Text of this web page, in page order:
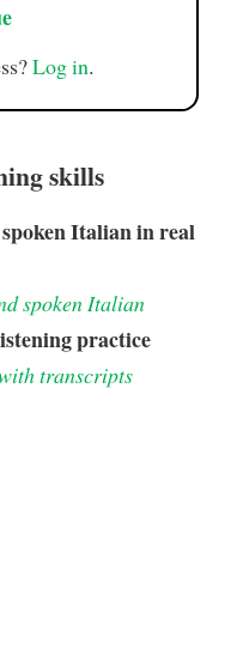
Log in.
skills
Italian in real
spoken Italian
practice
transcripts